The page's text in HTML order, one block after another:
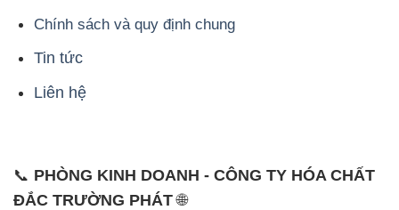
Chính sách và quy định chung
Tin tức
Liên hệ
📞 PHÒNG KINH DOANH - CÔNG TY HÓA CHẤT
ĐẮC TRƯỜNG PHÁT🌐